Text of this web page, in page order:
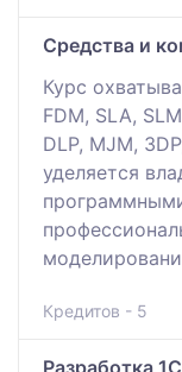
Средства и
Курс
FDM, SLA,
DLP, MJM,
уделяется
Кредитов - 5
Разработка